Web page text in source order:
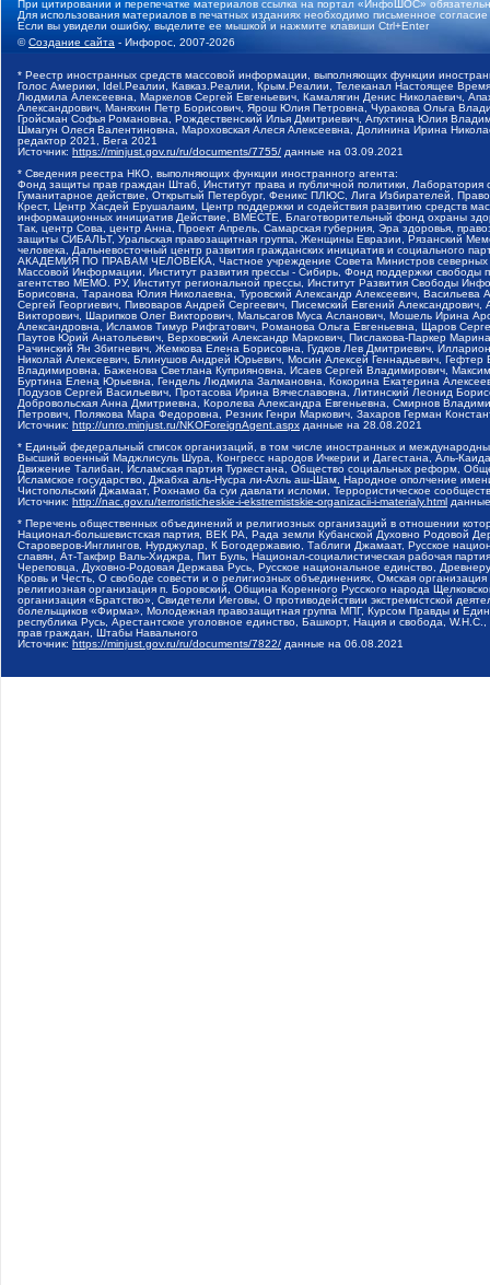
При цитировании и перепечатке материалов ссылка на портал «ИнфоШОС»
Для использования материалов в печатных изданиях необходимо письменное
Если вы увидели ошибку, выделите ее мышкой и нажмите клавиши Ctrl+Enter
©Создание сайта - Инфорос, 2007-2026
* Реестр иностранных средств массовой информации, выполняющих функции
Голос Америки, Idel.Реалии, Кавказ.Реалии, Крым.Реалии, Телеканал Настоящее
Людмила Алексеевна, Маркелов Сергей Евгеньевич, Камалягин Денис Николаевич,
Александрович, Маняхин Петр Борисович, Ярош Юлия Петровна, Чуракова Ольга
Гройсман Софья Романовна, Рождественский Илья Дмитриевич, Апухтина Юлия
Шмагун Олеся Валентиновна, Мароховская Алеся Алексеевна, Долинина Ирина
редактор 2021, Вега 2021
Источник: https://minjust.gov.ru/ru/documents/7755/ данные на 03.09.2021
* Сведения реестра НКО, выполняющих функции иностранного агента:
Фонд защиты прав граждан Штаб, Институт права и публичной политики,
Гуманитарное действие, Открытый Петербург, Феникс ПЛЮС, Лига Избирателей,
Крест, Центр Хасдей Ерушалаим, Центр поддержки и содействия развитию средств
информационных инициатив Действие, ВМЕСТЕ, Благотворительный фонд охраны
Так, центр Сова, центр Анна, Проект Апрель, Самарская губерния, Эра здоровья,
защиты СИБАЛЬТ, Уральская правозащитная группа, Женщины Евразии, Рязанский
человека, Дальневосточный центр развития гражданских инициатив и социального
АКАДЕМИЯ ПО ПРАВАМ ЧЕЛОВЕКА, Частное учреждение Совета Министров северных
Массовой Информации, Институт развития прессы - Сибирь, Фонд поддержки
агентство МЕМО. РУ, Институт региональной прессы, Институт Развития Свободы
Борисовна, Таранова Юлия Николаевна, Туровский Александр Алексеевич,
Сергей Георгиевич, Пивоваров Андрей Сергеевич, Писемский Евгений
Викторович, Шарипков Олег Викторович, Мальсагов Муса Асланович, Мошель Ирина
Александровна, Исламов Тимур Рифгатович, Романова Ольга Евгеньевна, Щаров
Паутов Юрий Анатольевич, Верховский Александр Маркович, Пислакова-Паркер
Рачинский Ян Збигневич, Жемкова Елена Борисовна, Гудков Лев Дмитриевич,
Николай Алексеевич, Блинушов Андрей Юрьевич, Мосин Алексей Геннадьевич,
Владимировна, Баженова Светлана Куприяновна, Исаев Сергей Владимирович,
Буртина Елена Юрьевна, Гендель Людмила Залмановна, Кокорина Екатерина
Подузов Сергей Васильевич, Протасова Ирина Вячеславовна, Литинский Леонид
Добровольская Анна Дмитриевна, Королева Александра Евгеньевна, Смирнов
Петрович, Полякова Мара Федоровна, Резник Генри Маркович, Захаров Герман
Источник: http://unro.minjust.ru/NKOForeignAgent.aspx данные на 28.08.2021
* Единый федеральный список организаций, в том числе иностранных и
Высший военный Маджлисуль Шура, Конгресс народов Ичкерии и Дагестана, Аль-
Движение Талибан, Исламская партия Туркестана, Общество социальных реформ,
Исламское государство, Джабха аль-Нусра ли-Ахль аш-Шам, Народное ополчение
Чистопольский Джамаат, Рохнамо ба суи давлати исломи, Террористическое
Источник: http://nac.gov.ru/terroristicheskie-i-ekstremistskie-organizacii-i-materialy.html
* Перечень общественных объединений и религиозных организаций в отношении
Национал-большевистская партия, ВЕК РА, Рада земли Кубанской Духовно Родовой
Староверов-Инглингов, Нурджулар, К Богодержавию, Таблиги Джамаат, Русское
славян, Ат-Такфир Валь-Хиджра, Пит Буль, Национал-социалистическая рабочая
Череповца, Духовно-Родовая Держава Русь, Русское национальное единство,
Кровь и Честь, О свободе совести и о религиозных объединениях, Омская
религиозная организация п. Боровский, Община Коренного Русского народа
организация «Братство», Свидетели Иеговы, О противодействии экстремистской
болельщиков «Фирма», Молодежная правозащитная группа МПГ, Курсом Правды и
республика Русь, Арестантское уголовное единство, Башкорт, Нация и свобода,
прав граждан, Штабы Навального
Источник: https://minjust.gov.ru/ru/documents/7822/ данные на 06.08.2021